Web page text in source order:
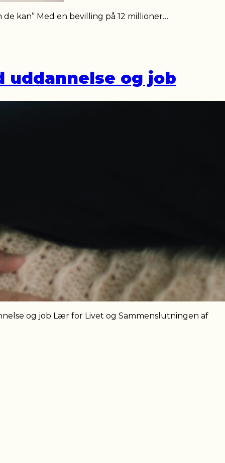
kan” Med en bevilling på 12 millioner…
uddannelse og job
og job Lær for Livet og Sammenslutningen af